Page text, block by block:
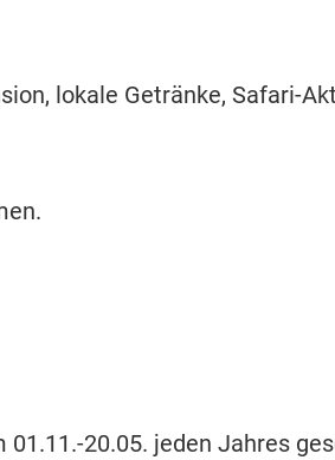
lokale Getränke, Safari-
01.11.-20.05. jeden Jahres